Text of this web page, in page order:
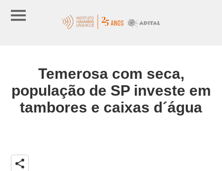
Temerosa com seca,
população de SP investe em
tambores e caixas d´água
share